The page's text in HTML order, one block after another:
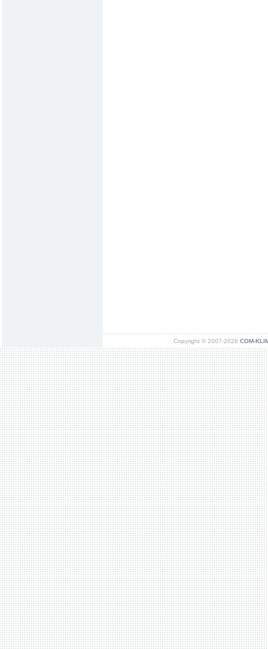
Copyright © 2007-2026 COM-